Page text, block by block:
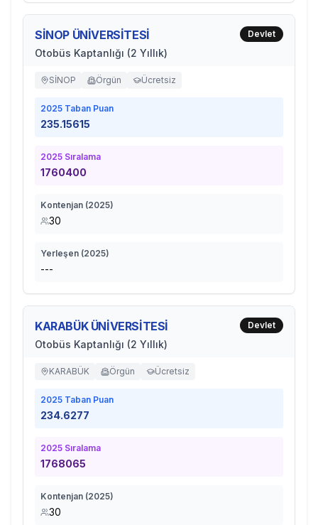
SİNOP ÜNİVERSİTESİ
Otobüs Kaptanlığı (2 Yıllık)
Devlet
SİNOP Örgün Ücretsiz
2025 Taban Puan
235.15615
2025 Sıralama
1760400
Kontenjan (2025)
30
Yerleşen (2025)
---
KARABÜK ÜNİVERSİTESİ
Otobüs Kaptanlığı (2 Yıllık)
Devlet
KARABÜK Örgün Ücretsiz
2025 Taban Puan
234.6277
2025 Sıralama
1768065
Kontenjan (2025)
30